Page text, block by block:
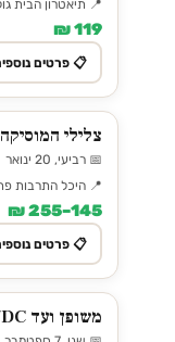
📍 תיאטרון הבית
119 ₪
📋 פרטים
צלילי
📅 רביעי, 20 ינואר ⏰ 18:00
📍 היכל התרבות
145–255 ₪
📋 פרטים
משופן ועד AC/DC - מופע פסנתר לאור נרות